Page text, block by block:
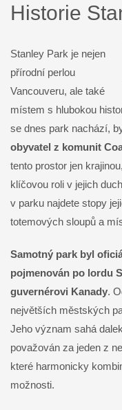
Historie
Stanley Park je nejen
přírodní perlou
Vancouveru, ale také
místem s hlubokou
se dnes park nachází,
obyvatel z komunit
tento prostor jen
klíčovou roli v jejich
v parku najdete stopy
totemových sloupů a
Samotný park byl
pojmenován po lordu
guvernérovi Kanady.
největších městských
Jeho význam sahá
považován za jeden z
které harmonicky
možnosti.